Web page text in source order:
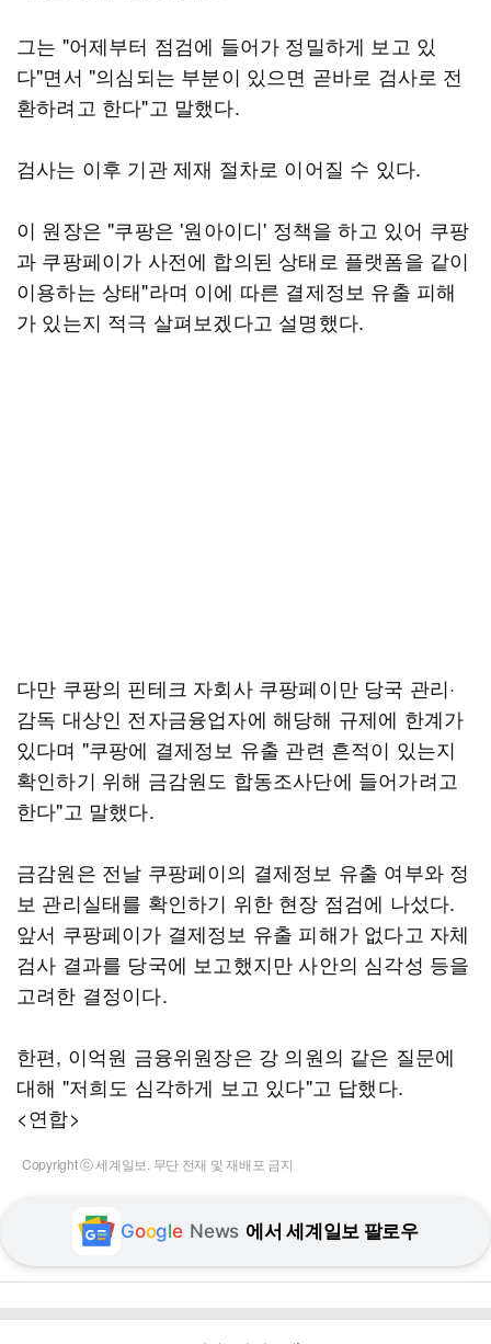
그는 "어제부터 점검에 들어가 정밀하게 보고 있
다"면서 "의심되는 부분이 있으면 곧바로 검사로 전
환하려고 한다"고 말했다.
검사는 이후 기관 제재 절차로 이어질 수 있다.
이 원장은 "쿠팡은 '원아이디' 정책을 하고 있어 쿠팡
과 쿠팡페이가 사전에 합의된 상태로 플랫폼을 같이
이용하는 상태"라며 이에 따른 결제정보 유출 피해
가 있는지 적극 살펴보겠다고 설명했다.
다만 쿠팡의 핀테크 자회사 쿠팡페이만 당국 관리·
감독 대상인 전자금융업자에 해당해 규제에 한계가
있다며 "쿠팡에 결제정보 유출 관련 흔적이 있는지
확인하기 위해 금감원도 합동조사단에 들어가려고
한다"고 말했다.
금감원은 전날 쿠팡페이의 결제정보 유출 여부와 정
보 관리실태를 확인하기 위한 현장 점검에 나섰다.
앞서 쿠팡페이가 결제정보 유출 피해가 없다고 자체
검사 결과를 당국에 보고했지만 사안의 심각성 등을
고려한 결정이다.
한편, 이억원 금융위원장은 강 의원의 같은 질문에
대해 "저희도 심각하게 보고 있다"고 답했다.
<연합>
Copyright ⓒ 세계일보. 무단 전재 및 재배포 금지
Google News 에서 세계일보 팔로우